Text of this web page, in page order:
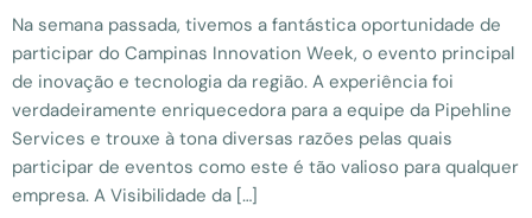
Na semana passada, tivemos a fantástica oportunidade de
participar do Campinas Innovation Week, o evento principal
de inovação e tecnologia da região. A experiência foi
verdadeiramente enriquecedora para a equipe da Pipehline
Services e trouxe à tona diversas razões pelas quais
participar de eventos como este é tão valioso para qualquer
empresa. A Visibilidade da […]